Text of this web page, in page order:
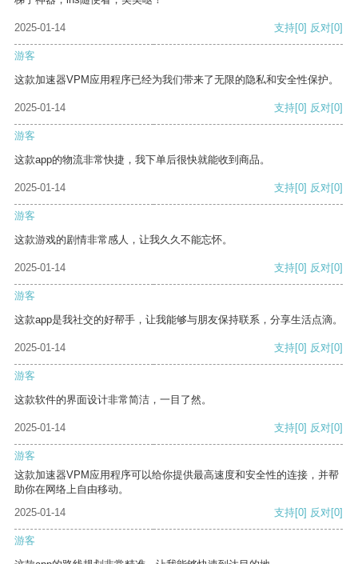
2025-01-14 支持[0] 反对[0]
游客
这款加速器VPM应用程序已经为我们带来了无限的隐私和安全性保护。
2025-01-14 支持[0] 反对[0]
游客
这款app的物流非常快捷，我下单后很快就能收到商品。
2025-01-14 支持[0] 反对[0]
游客
这款游戏的剧情非常感人，让我久久不能忘怀。
2025-01-14 支持[0] 反对[0]
游客
这款app是我社交的好帮手，让我能够与朋友保持联系，分享生活点滴。
2025-01-14 支持[0] 反对[0]
游客
这款软件的界面设计非常简洁，一目了然。
2025-01-14 支持[0] 反对[0]
游客
这款加速器VPM应用程序可以给你提供最高速度和安全性的连接，并帮
助你在网络上自由移动。
2025-01-14
支持[0] 反对[0]
游客